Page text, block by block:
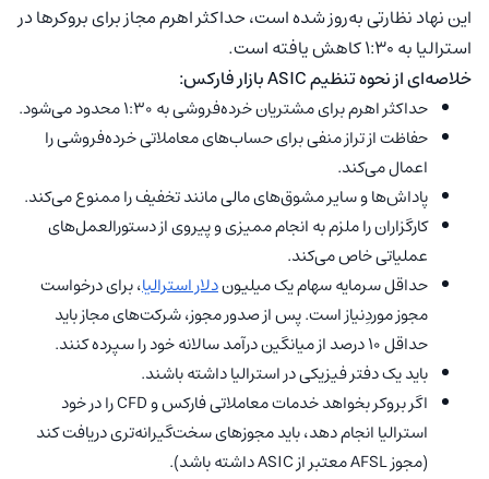
این نهاد نظارتی به‌روز شده است، حداکثر اهرم مجاز برای بروکرها در
استرالیا به ۱:۳۰ کاهش یافته است.
خلاصه‌ای از نحوه تنظیم ASIC بازار فارکس:
حداکثر اهرم برای مشتریان خرده‌فروشی به ۱:۳۰ محدود می‌شود.
حفاظت از تراز منفی برای حساب‌های معاملاتی خرده‌فروشی را
اعمال می‌کند.
پاداش‌ها و سایر مشوق‌های مالی مانند تخفیف را ممنوع می‌کند.
کارگزاران را ملزم به انجام ممیزی و پیروی از دستورالعمل‌های
عملیاتی خاص می‌کند.
حداقل سرمایه سهام یک میلیوندلار استرالیا، برای درخواست
مجوز موردِنیاز است. پس از صدور مجوز، شرکت‌های مجاز باید
حداقل ۱۰ درصد از میانگین درآمد سالانه خود را سپرده کنند.
باید یک دفتر فیزیکی در استرالیا داشته باشند.
اگر بروکر بخواهد خدمات معاملاتی فارکس و CFD را در خود
استرالیا انجام دهد، باید مجوزهای سخت‌گیرانه‌تری دریافت کند
(مجوز AFSL معتبر از ASIC داشته باشد).